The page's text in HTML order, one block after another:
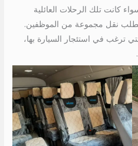
كانت تلك الرحلات العائلية
تتطلب نقل مجموعة من الموظفين.
ترغب في استئجار السيارة بها،